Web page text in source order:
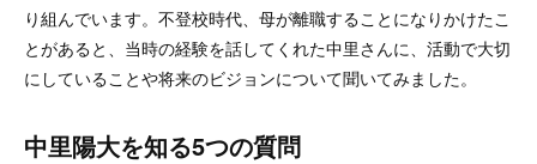
り組んでいます。不登校時代、母が離職することになりかけたこ
とがあると、当時の経験を話してくれた中里さんに、活動で大切
にしていることや将来のビジョンについて聞いてみました。
中里陽大を知る5つの質問